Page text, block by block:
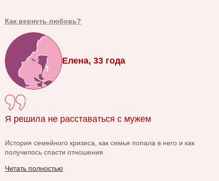
Как вернуть любовь?
Елена, 33 года
Я решила не расставаться с мужем
История семейного кризиса, как семья попала в него и как
получилось спасти отношения.
Читать полностью